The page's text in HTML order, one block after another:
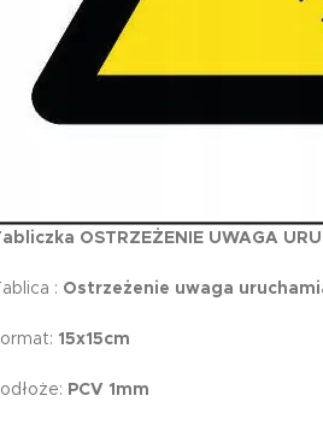
OSTRZEŻENIE UWAGA
Tablica : Ostrzeżenie uwaga
15x15cm
PCV 1mm